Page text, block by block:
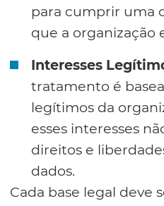
para cumprir uma
que a organização
Interesses
tratamento é
legítimos da
esses interesses
direitos e
dados.
Cada base legal deve